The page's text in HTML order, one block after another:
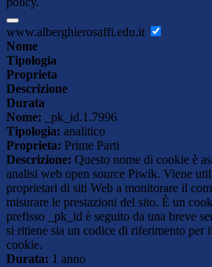
www.alberghierosaffi.edu.it
Nome
Tipologia
Proprieta
Descrizione
Durata
Nome: _pk_id.1.7996
Tipologia: analitico
Proprieta: Prime Parti
Descrizione: Questo nome di cookie è
analisi web open source Piwik. Viene
proprietari di siti Web a monitorare il
misurare le prestazioni del sito. È un
prefisso _pk_id è seguito da una breve
si ritiene sia un codice di riferimento per
cookie.
Durata: 1 anno